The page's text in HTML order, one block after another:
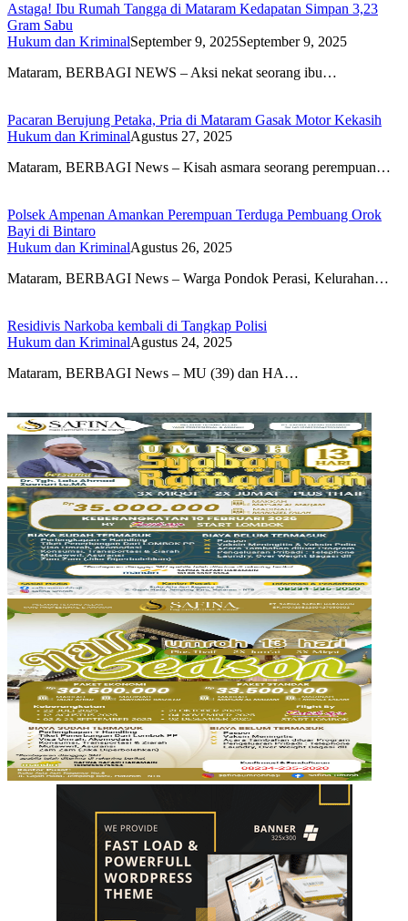
Astaga! Ibu Rumah Tangga di Mataram Kedapatan Simpan 3,23
Gram Sabu
Hukum dan KriminalSeptember 9, 2025September 9, 2025
Mataram, BERBAGI NEWS – Aksi nekat seorang ibu…
Pacaran Berujung Petaka, Pria di Mataram Gasak Motor Kekasih
Hukum dan KriminalAgustus 27, 2025
Mataram, BERBAGI News – Kisah asmara seorang perempuan…
Polsek Ampenan Amankan Perempuan Terduga Pembuang Orok
Bayi di Bintaro
Hukum dan KriminalAgustus 26, 2025
Mataram, BERBAGI News – Warga Pondok Perasi, Kelurahan…
Residivis Narkoba kembali di Tangkap Polisi
Hukum dan KriminalAgustus 24, 2025
Mataram, BERBAGI News – MU (39) dan HA…